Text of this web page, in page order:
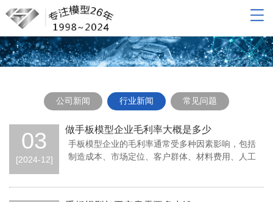
网站导航
网站首页
关于我们
新闻动态
联系我们
公司新闻 行业新闻 常见问题
03
[2024-12]
做手板模型企业毛利率大概是多少
手板模型企业的毛利率通常受多种因素影响，包括
制造成本、市场定位、客户群体、材料费用、人工